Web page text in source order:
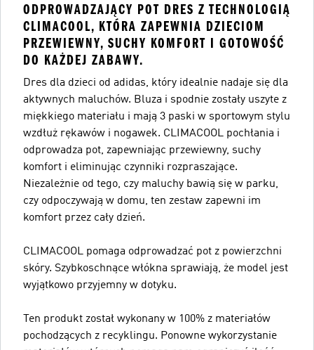
ODPROWADZAJĄCY POT DRES Z TECHNOLOGIĄ
CLIMACOOL, KTÓRA ZAPEWNIA DZIECIOM
PRZEWIEWNY, SUCHY KOMFORT I GOTOWOŚĆ
DO KAŻDEJ ZABAWY.
Dres dla dzieci od adidas, który idealnie nadaje się dla
aktywnych maluchów. Bluza i spodnie zostały uszyte z
miękkiego materiału i mają 3 paski w sportowym stylu
wzdłuż rękawów i nogawek. CLIMACOOL pochłania i
odprowadza pot, zapewniając przewiewny, suchy
komfort i eliminując czynniki rozpraszające.
Niezależnie od tego, czy maluchy bawią się w parku,
czy odpoczywają w domu, ten zestaw zapewni im
komfort przez cały dzień.
CLIMACOOL pomaga odprowadzać pot z powierzchni
skóry. Szybkoschnące włókna sprawiają, że model jest
wyjątkowo przyjemny w dotyku.
Ten produkt został wykonany w 100% z materiałów
pochodzących z recyklingu. Ponowne wykorzystanie